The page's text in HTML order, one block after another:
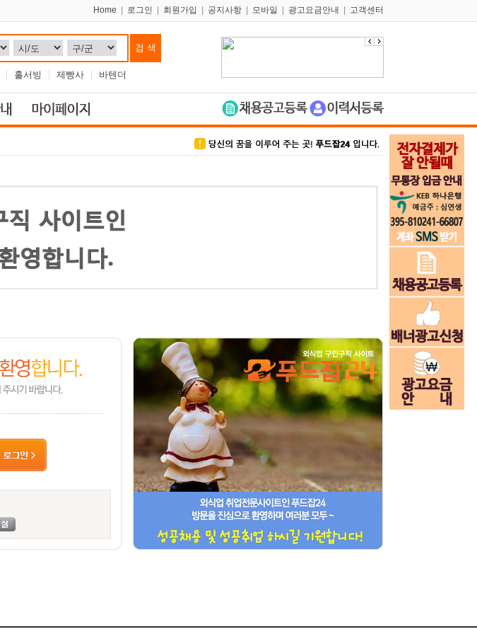
Home 로그인 회원가입 공지사항 모바일 광고요금안내 고객센터
홀서빙 제빵사 바텐더